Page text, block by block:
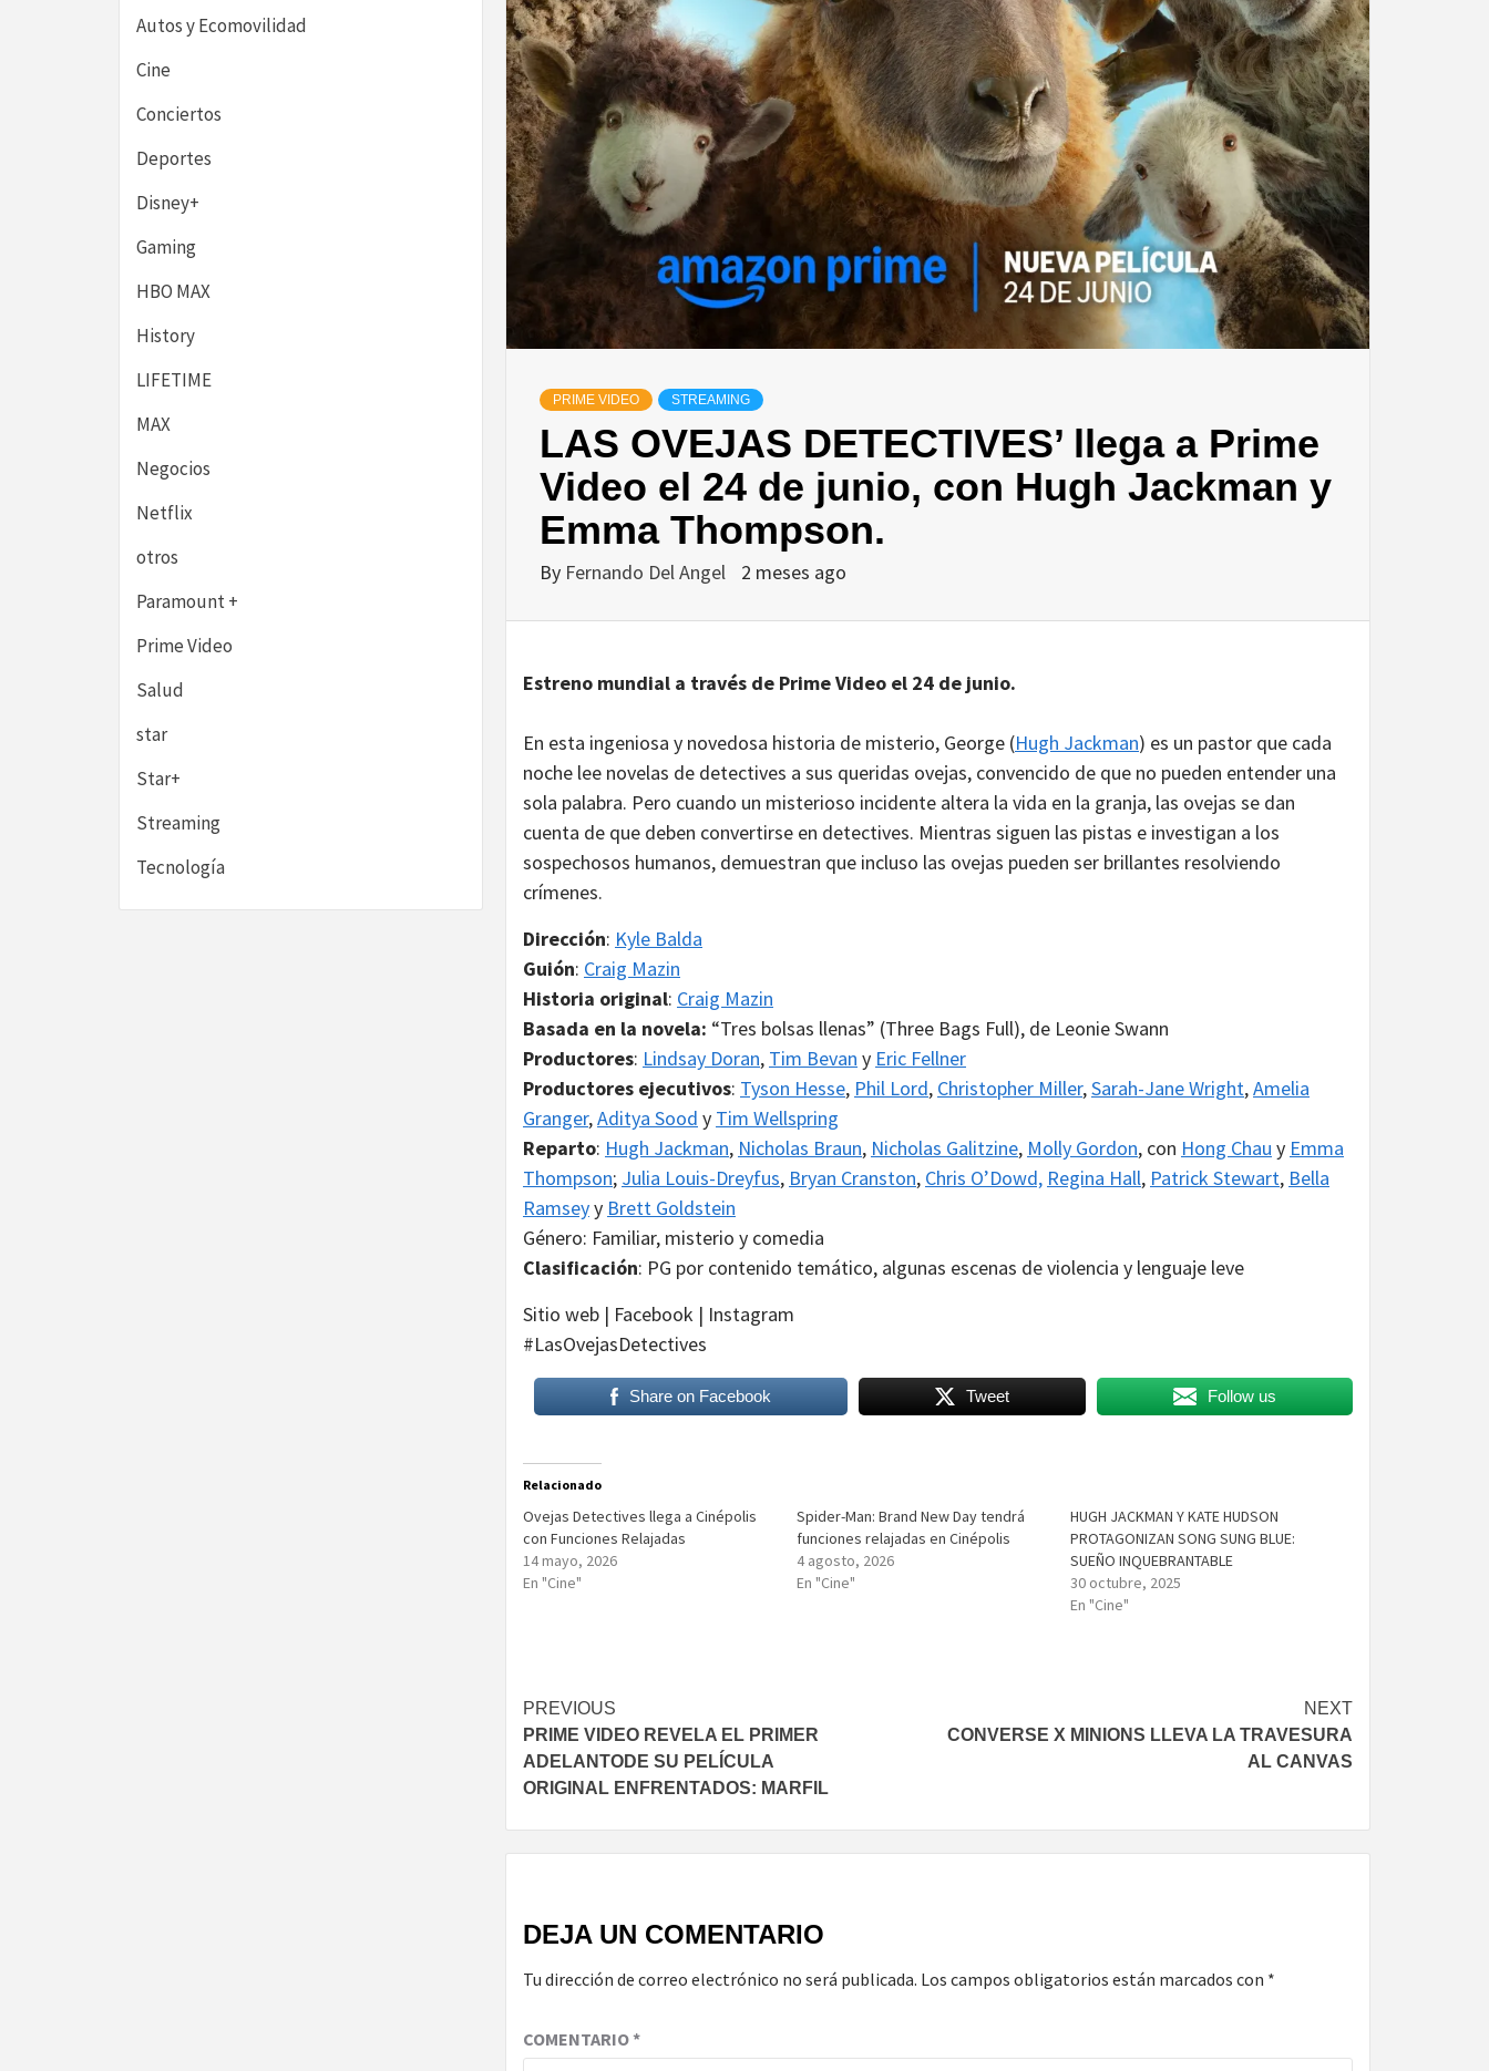
PRIME VIDEO STREAMING
LAS OVEJAS DETECTIVES’ llega a Prime
Video el 24 de junio, con Hugh Jackman y
Emma Thompson.
By Fernando Del Angel 2 meses ago
Estreno mundial a través de Prime Video el 24 de junio.
En esta ingeniosa y novedosa historia de misterio, George (Hugh Jackman) es un pastor que cada
noche lee novelas de detectives a sus queridas ovejas, convencido de que no pueden entender una
sola palabra. Pero cuando un misterioso incidente altera la vida en la granja, las ovejas se dan
cuenta de que deben convertirse en detectives. Mientras siguen las pistas e investigan a los
sospechosos humanos, demuestran que incluso las ovejas pueden ser brillantes resolviendo
crímenes.
Dirección: Kyle Balda
Guión: Craig Mazin
Historia original: Craig Mazin
Basada en la novela: “Tres bolsas llenas” (Three Bags Full), de Leonie Swann
Productores: Lindsay Doran, Tim Bevan y Eric Fellner
Productores ejecutivos: Tyson Hesse, Phil Lord, Christopher Miller,Sarah-Jane Wright,Amelia
Granger,Aditya Sood y Tim Wellspring
Reparto: Hugh Jackman, Nicholas Braun, Nicholas Galitzine, Molly Gordon, con Hong Chau y Emma
Thompson; Julia Louis-Dreyfus, Bryan Cranston, Chris O’Dowd, Regina Hall, Patrick Stewart, Bella
Ramseyy Brett Goldstein
Género: Familiar, misterio y comedia
Clasificación: PG por contenido temático, algunas escenas de violencia y lenguaje leve
Sitio web | Facebook | Instagram
#LasOvejasDetectives
Share on Facebook Tweet Follow us
Relacionado
Ovejas Detectives llega a Cinépolis
con Funciones Relajadas
14 mayo, 2026
En "Cine"
Spider-Man: Brand New Day tendrá
funciones relajadas en Cinépolis
4 agosto, 2026
En "Cine"
HUGH JACKMAN Y KATE HUDSON
PROTAGONIZAN SONG SUNG BLUE:
SUEÑO INQUEBRANTABLE
30 octubre, 2025
En "Cine"
Post
navigation
PREVIOUS
PRIME VIDEO REVELA EL PRIMER
ADELANTODE SU PELÍCULA
ORIGINAL ENFRENTADOS: MARFIL
NEXT
CONVERSE X MINIONS LLEVA LA TRAVESURA
AL CANVAS
DEJA UN COMENTARIO
Tu dirección de correo electrónico no será publicada. Los campos obligatorios están marcados con *
COMENTARIO*
Autos y Ecomovilidad
Cine
Conciertos
Deportes
Disney+
Gaming
HBO MAX
History
LIFETIME
MAX
Negocios
Netflix
otros
Paramount +
Prime Video
Salud
star
Star+
Streaming
Tecnología